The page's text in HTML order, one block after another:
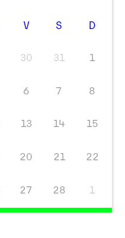
V S D
30 31 1
6 7 8
13 14 15
20 21 22
27 28 1